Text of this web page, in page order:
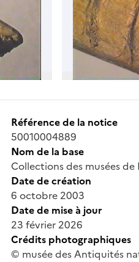
Référence de la notice
50010004889
Nom de la base
Collections des musées de
Date de création
6 octobre 2003
Date de mise à jour
23 février 2026
Crédits photographiques
© musée des Antiquités